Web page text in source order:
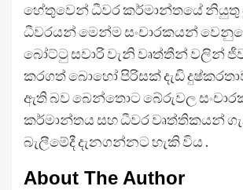
හේතුවෙන් ධීවර කර්මාන්තයේ නියුතු
ධීවරයන් මෙන්ම සංචාරකයන්
බෝට්ටු සවාරි වැනි වෘත්තීන් වලින්
කරගත් බොහෝ පිරිසක් දැඩි
ඇති බව බෙන්තොට බේරුවල
කර්මාන්තය සහ ධීවර වෘත්තිකයන්
බැලීමේදී දැනගන්නට හැකි විය .
About The Author